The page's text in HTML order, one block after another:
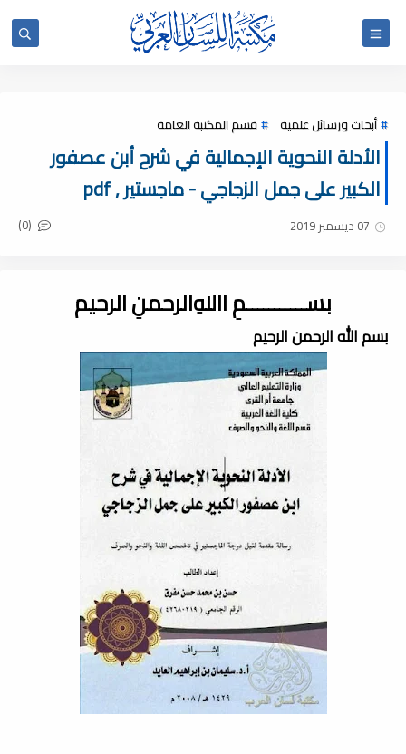
أبحاث ورسائل علمية قسم المكتبة العامة
الأدلة النحوية الإجمالية في شرح أبن عصفور
الكبير على جمل الزجاجي - ماجستير , pdf
07 ديسمبر 2019 (0)
بســـــــــــمِ اﷲِالرحمنِ الرحيم
بسم الله الرحمن الرحيم